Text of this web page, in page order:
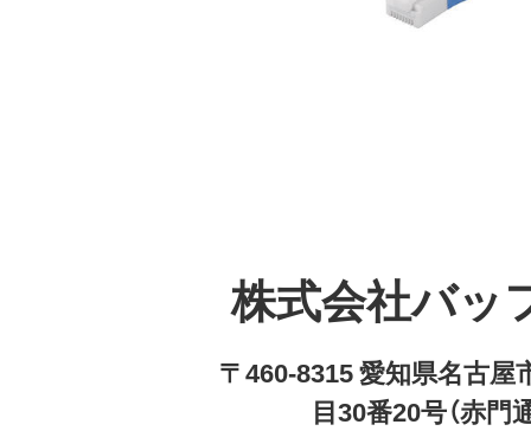
株式会社バッ
〒460-8315 愛知県名古屋
目30番20号（赤門